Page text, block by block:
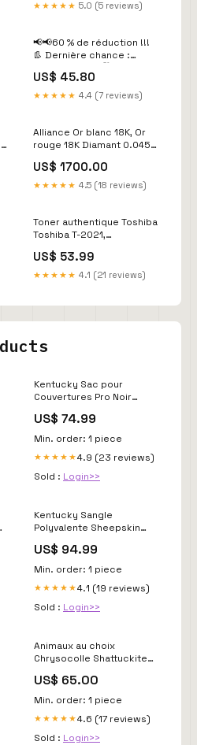
★★★★★ 5.0 (5 reviews)
📢📢60 % de réduction !!!
👢 Dernière chance :
chaudes pour femmes
avec fermeture éclair
US$ 45.80
★★★★★ 4.4 (7 reviews)
Alliance Or blanc 18K, Or
rouge 18K Diamant 0.045
US$ 1700.00
★★★★★ 4.5 (18 reviews)
Toner authentique Toshiba
Toshiba T-2021,
US$ 53.99
★★★★★ 4.1 (21 reviews)
Kentucky Sac pour
Couvertures Pro Noir
US$ 74.99
Min. order: 1 piece
★★★★★4.9 (23 reviews)
Sold : Login>>
Kentucky Sangle
Polyvalente Sheepskin
Taille:95cm
US$ 94.99
Min. order: 1 piece
★★★★★4.1 (19 reviews)
Sold : Login>>
Animaux au choix
Chrysocolle Shattuckite
US$ 65.00
Min. order: 1 piece
★★★★★4.6 (17 reviews)
Sold : Login>>